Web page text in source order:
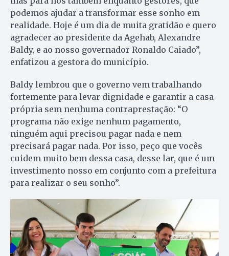
podemos ajudar a transformar esse sonho em
realidade. Hoje é um dia de muita gratidão e quero
agradecer ao presidente da Agehab, Alexandre
Baldy, e ao nosso governador Ronaldo Caiado”,
enfatizou a gestora do município.
Baldy lembrou que o governo vem trabalhando
fortemente para levar dignidade e garantir a casa
própria sem nenhuma contraprestação: “O
programa não exige nenhum pagamento,
ninguém aqui precisou pagar nada e nem
precisará pagar nada. Por isso, peço que vocês
cuidem muito bem dessa casa, desse lar, que é um
investimento nosso em conjunto com a prefeitura
para realizar o seu sonho”.